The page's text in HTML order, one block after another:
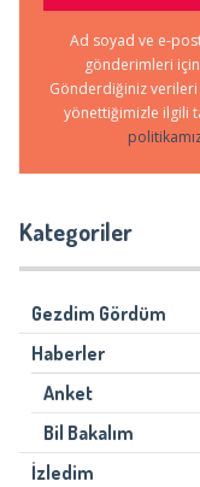
Ad soyad ve e-
gönderimleri
Gönderdiğiniz verileri
yönettiğimizle ilgili
Kategoriler
Gezdim Gördüm
Haberler
Anket
Bil Bakalım
İzledim